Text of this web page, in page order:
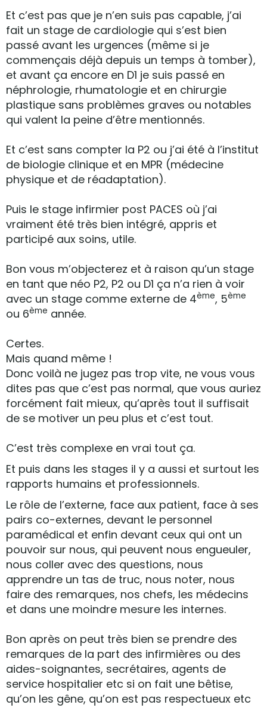
Et c’est pas que je n’en suis pas capable, j’ai
fait un stage de cardiologie qui s’est bien
passé avant les urgences (même si je
commençais déjà depuis un temps à tomber),
et avant ça encore en D1 je suis passé en
néphrologie, rhumatologie et en chirurgie
plastique sans problèmes graves ou notables
qui valent la peine d’être mentionnés.
Et c’est sans compter la P2 ou j’ai été à l’institut
de biologie clinique et en MPR (médecine
physique et de réadaptation).
Puis le stage infirmier post PACES où j’ai
vraiment été très bien intégré, appris et
participé aux soins, utile.
Bon vous m’objecterez et à raison qu’un stage
en tant que néo P2, P2 ou D1 ça n’a rien à voir
avec un stage comme externe de 4ème, 5ème
ou 6ème année.
Certes.
Mais quand même !
Donc voilà ne jugez pas trop vite, ne vous vous
dites pas que c’est pas normal, que vous auriez
forcément fait mieux, qu’après tout il suffisait
de se motiver un peu plus et c’est tout.
C’est très complexe en vrai tout ça.
Et puis dans les stages il y a aussi et surtout les
rapports humains et professionnels.
Le rôle de l’externe, face aux patient, face à ses
pairs co-externes, devant le personnel
paramédical et enfin devant ceux qui ont un
pouvoir sur nous, qui peuvent nous engueuler,
nous coller avec des questions, nous
apprendre un tas de truc, nous noter, nous
faire des remarques, nos chefs, les médecins
et dans une moindre mesure les internes.
Bon après on peut très bien se prendre des
remarques de la part des infirmières ou des
aides-soignantes, secrétaires, agents de
service hospitalier etc si on fait une bêtise,
qu’on les gêne, qu’on est pas respectueux etc